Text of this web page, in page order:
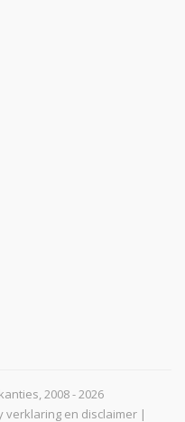
2008 - 2026
verklaring en disclaimer |